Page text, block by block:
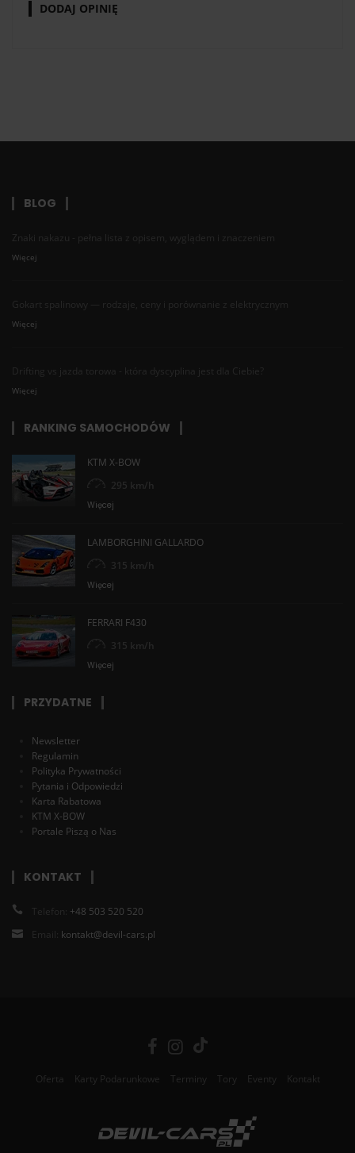
DODAJ OPINIĘ
BLOG
Znaki nakazu - pełna lista z opisem, wyglądem i znaczeniem
Więcej
Gokart spalinowy — rodzaje, ceny i porównanie z elektrycznym
Więcej
Drifting vs jazda torowa - która dyscyplina jest dla Ciebie?
Więcej
RANKING SAMOCHODÓW
KTM X-BOW
295 km/h
Więcej
LAMBORGHINI GALLARDO
315 km/h
Więcej
FERRARI F430
315 km/h
Więcej
PRZYDATNE
Newsletter
Regulamin
Polityka Prywatności
Pytania i Odpowiedzi
Karta Rabatowa
KTM X-BOW
Portale Piszą o Nas
KONTAKT
Telefon: +48 503 520 520
Email: kontakt@devil-cars.pl
Oferta Karty Podarunkowe Terminy Tory Eventy Kontakt